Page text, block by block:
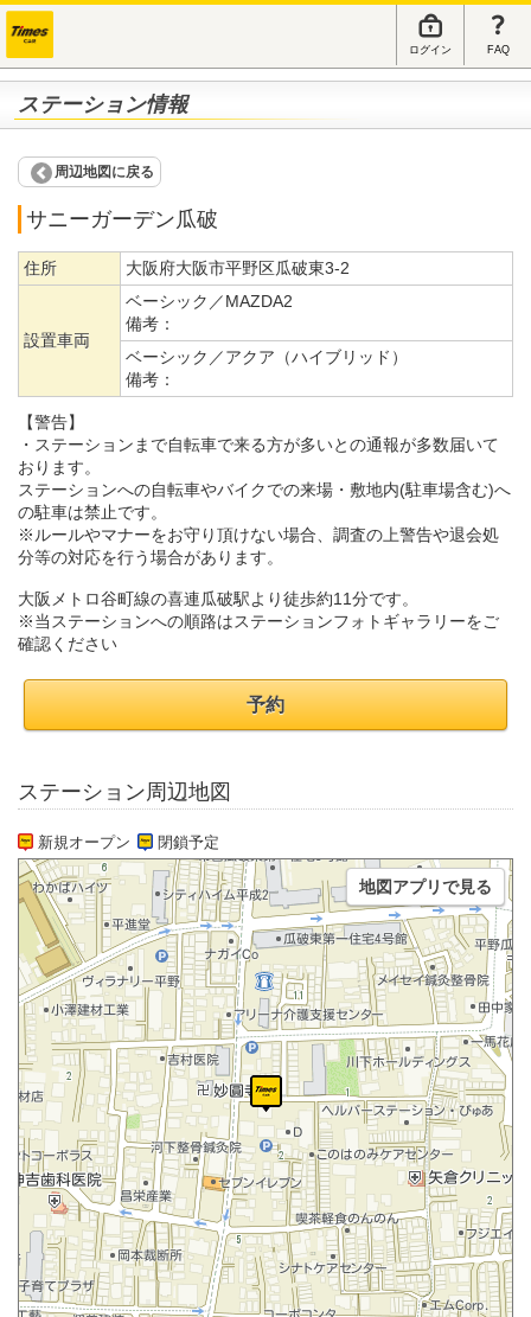
ログイン FAQ
ステーション情報
周辺地図に戻る
サニーガーデン瓜破
住所 大阪府大阪市平野区瓜破東3-2
設置車両
ベーシック／MAZDA2
備考：
ベーシック／アクア（ハイブリッド）
備考：
【警告】
・ステーションまで自転車で来る方が多いとの通報が多数届いて
おります。
ステーションへの自転車やバイクでの来場・敷地内(駐車場含む)へ
の駐車は禁止です。
※ルールやマナーをお守り頂けない場合、調査の上警告や退会処
分等の対応を行う場合があります。
大阪メトロ谷町線の喜連瓜破駅より徒歩約11分です。
※当ステーションへの順路はステーションフォトギャラリーをご
確認ください
予約
ステーション周辺地図
新規オープン 閉鎖予定
地図アプリで見る